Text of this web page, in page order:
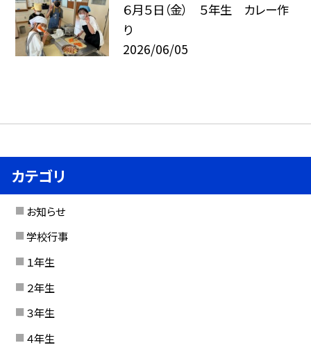
６月５日（金） ５年生 カレー作
り
2026/06/05
カテゴリ
お知らせ
学校行事
１年生
２年生
３年生
４年生